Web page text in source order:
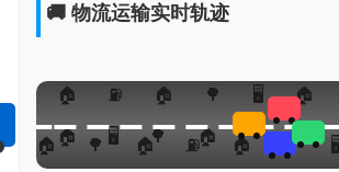
🚚 物流运输实时轨迹